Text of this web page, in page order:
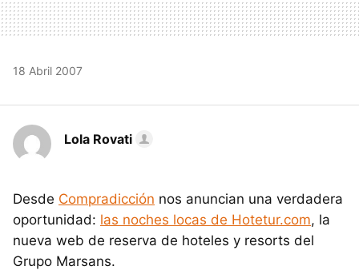
18 Abril 2007
Lola Rovati
Desde Compradicción nos anuncian una verdadera
oportunidad: las noches locas de Hotetur.com, la
nueva web de reserva de hoteles y resorts del
Grupo Marsans.